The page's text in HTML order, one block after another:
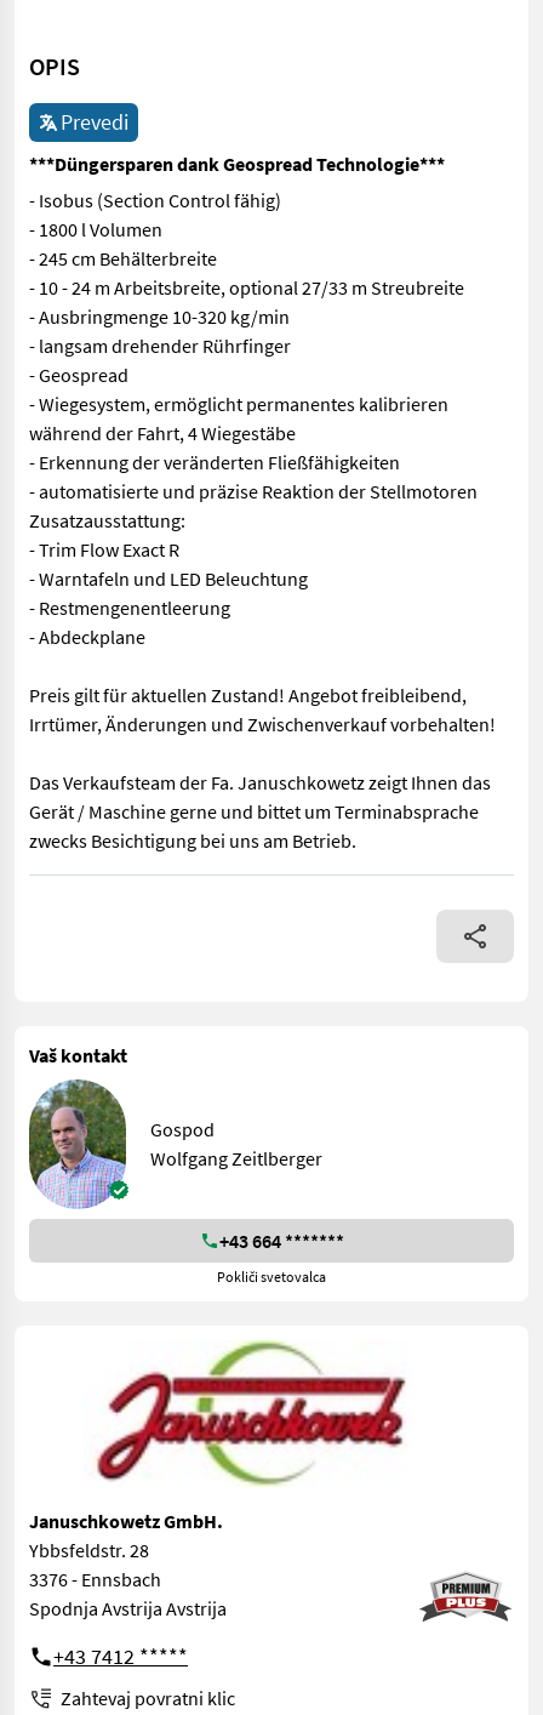
OPIS
Prevedi
***Düngersparen dank Geospread Technologie***
- Isobus (Section Control fähig)
- 1800 l Volumen
- 245 cm Behälterbreite
- 10 - 24 m Arbeitsbreite, optional 27/33 m Streubreite
- Ausbringmenge 10-320 kg/min
- langsam drehender Rührfinger
- Geospread
- Wiegesystem, ermöglicht permanentes kalibrieren
während der Fahrt, 4 Wiegestäbe
- Erkennung der veränderten Fließfähigkeiten
- automatisierte und präzise Reaktion der Stellmotoren
Zusatzausstattung:
- Trim Flow Exact R
- Warntafeln und LED Beleuchtung
- Restmengenentleerung
- Abdeckplane
Preis gilt für aktuellen Zustand! Angebot freibleibend,
Irrtümer, Änderungen und Zwischenverkauf vorbehalten!
Das Verkaufsteam der Fa. Januschkowetz zeigt Ihnen das
Gerät / Maschine gerne und bittet um Terminabsprache
zwecks Besichtigung bei uns am Betrieb.
- Isobus (Section Control fähig) - 1800 l Volumen - 245 cm
Vaš kontakt
Gospod
Wolfgang Zeitlberger
+43 664 *******
Pokliči svetovalca
Januschkowetz GmbH.
Ybbsfeldstr. 28
3376 - Ennsbach
Spodnja Avstrija Avstrija
+43 7412 *****
Zahtevaj povratni klic